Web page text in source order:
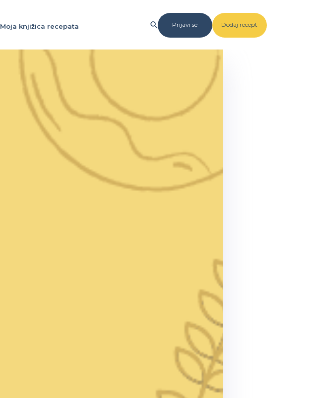
Moja knjižica recepata Prijavi se Dodaj recept